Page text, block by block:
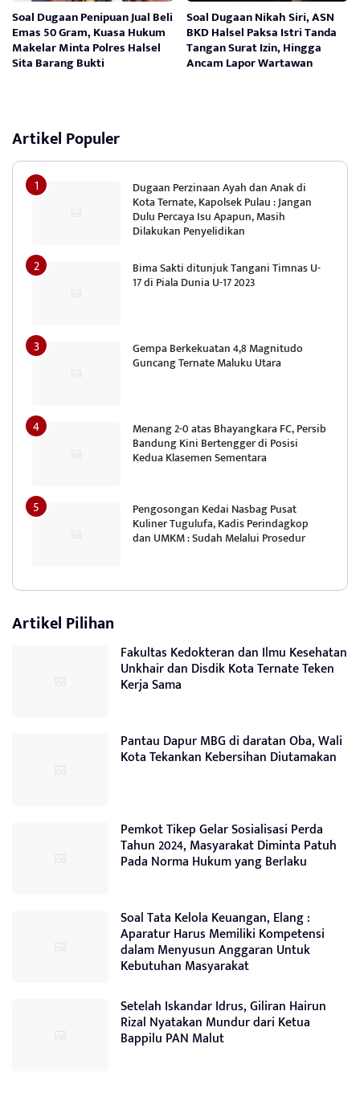
Soal Dugaan Penipuan Jual Beli
Emas 50 Gram, Kuasa Hukum
Makelar Minta Polres Halsel
Sita Barang Bukti
Soal Dugaan Nikah Siri, ASN
BKD Halsel Paksa Istri Tanda
Tangan Surat Izin, Hingga
Ancam Lapor Wartawan
Artikel Populer
Dugaan Perzinaan Ayah dan Anak di
Kota Ternate, Kapolsek Pulau : Jangan
Dulu Percaya Isu Apapun, Masih
Dilakukan Penyelidikan
Bima Sakti ditunjuk Tangani Timnas U-
17 di Piala Dunia U-17 2023
Gempa Berkekuatan 4,8 Magnitudo
Guncang Ternate Maluku Utara
Menang 2-0 atas Bhayangkara FC, Persib
Bandung Kini Bertengger di Posisi
Kedua Klasemen Sementara
Pengosongan Kedai Nasbag Pusat
Kuliner Tugulufa, Kadis Perindagkop
dan UMKM : Sudah Melalui Prosedur
Artikel Pilihan
Fakultas Kedokteran dan Ilmu Kesehatan
Unkhair dan Disdik Kota Ternate Teken
Kerja Sama
Pantau Dapur MBG di daratan Oba, Wali
Kota Tekankan Kebersihan Diutamakan
Pemkot Tikep Gelar Sosialisasi Perda
Tahun 2024, Masyarakat Diminta Patuh
Pada Norma Hukum yang Berlaku
Soal Tata Kelola Keuangan, Elang :
Aparatur Harus Memiliki Kompetensi
dalam Menyusun Anggaran Untuk
Kebutuhan Masyarakat
Setelah Iskandar Idrus, Giliran Hairun
Rizal Nyatakan Mundur dari Ketua
Bappilu PAN Malut